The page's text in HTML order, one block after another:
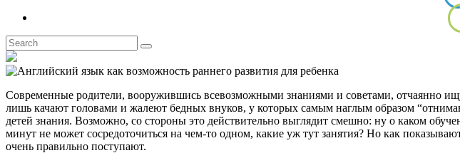
Современные родители, вооружившись всевозможными знаниями и советами, отчаянно
лишь качают головами и жалеют бедных внуков, у которых самым наглым образом
детей знания. Возможно, со стороны это действительно выглядит смешно: ну о каком
минут не может сосредоточиться на чем-то одном, какие уж тут занятия? Но как
очень правильно поступают.